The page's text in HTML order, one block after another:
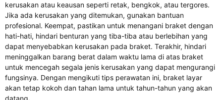
kerusakan atau keausan seperti retak, bengkok, atau tergores.
Jika ada kerusakan yang ditemukan, gunakan bantuan
profesional. Keempat, pastikan untuk menangani braket dengan
hati-hati, hindari benturan yang tiba-tiba atau berlebihan yang
dapat menyebabkan kerusakan pada braket. Terakhir, hindari
meninggalkan barang berat dalam waktu lama di atas braket
untuk mencegah segala jenis kerusakan yang dapat mengurangi
fungsinya. Dengan mengikuti tips perawatan ini, braket layar
akan tetap kokoh dan tahan lama untuk tahun-tahun yang akan